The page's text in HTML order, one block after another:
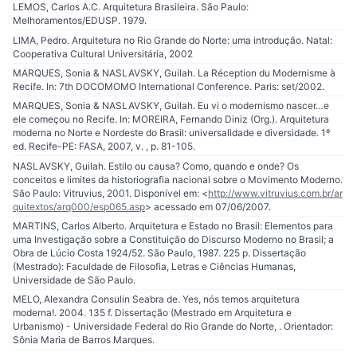
LEMOS, Carlos A.C. Arquitetura Brasileira. São Paulo:
Melhoramentos/EDUSP. 1979.
LIMA, Pedro. Arquitetura no Rio Grande do Norte: uma introdução. Natal:
Cooperativa Cultural Universitária, 2002
MARQUES, Sonia & NASLAVSKY, Guilah. La Réception du Modernisme à
Recife. In: 7th DOCOMOMO International Conference. Paris: set/2002.
MARQUES, Sonia & NASLAVSKY, Guilah. Eu vi o modernismo nascer…e
ele começou no Recife. In: MOREIRA, Fernando Diniz (Org.). Arquitetura
moderna no Norte e Nordeste do Brasil: universalidade e diversidade. 1º
ed. Recife-PE: FASA, 2007, v. , p. 81-105.
NASLAVSKY, Guilah. Estilo ou causa? Como, quando e onde? Os
conceitos e limites da historiografia nacional sobre o Movimento Moderno.
São Paulo: Vitruvius, 2001. Disponível em: <http://www.vitruvius.com.br/ar
quitextos/arq000/esp065.asp> acessado em 07/06/2007.
MARTINS, Carlos Alberto. Arquitetura e Estado no Brasil: Elementos para
uma Investigação sobre a Constituição do Discurso Moderno no Brasil; a
Obra de Lúcio Costa 1924/52. São Paulo, 1987. 225 p. Dissertação
(Mestrado): Faculdade de Filosofia, Letras e Ciências Humanas,
Universidade de São Paulo.
MELO, Alexandra Consulin Seabra de. Yes, nós temos arquitetura
moderna!. 2004. 135 f. Dissertação (Mestrado em Arquitetura e
Urbanismo) - Universidade Federal do Rio Grande do Norte, . Orientador:
Sônia Maria de Barros Marques.